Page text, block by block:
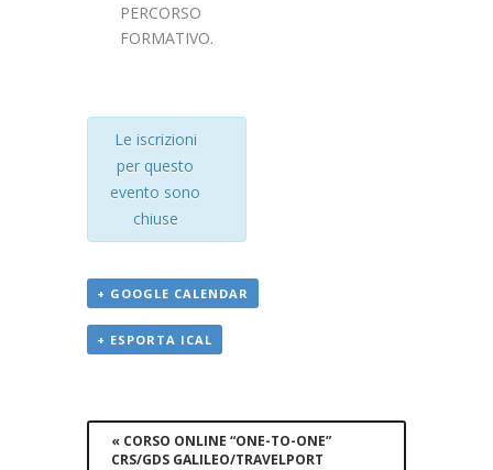
PERCORSO
FORMATIVO.
Le iscrizioni
per questo
evento sono
chiuse
+ GOOGLE CALENDAR
+ ESPORTA ICAL
Navigation
« CORSO ONLINE “ONE-TO-ONE”
CRS/GDS GALILEO/TRAVELPORT